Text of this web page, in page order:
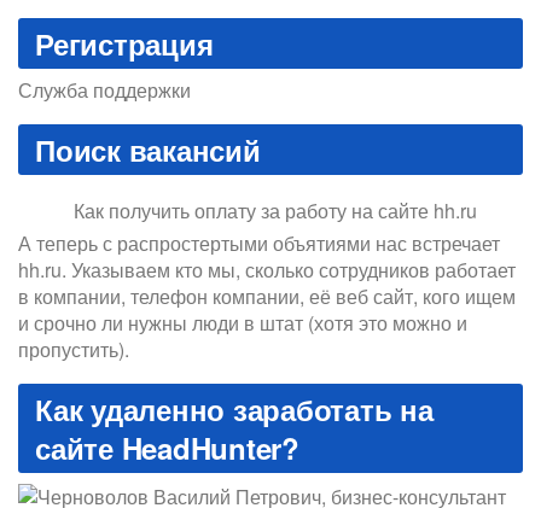
Регистрация
Служба поддержки
Поиск вакансий
Как получить оплату за работу на сайте hh.ru
А теперь с распростертыми объятиями нас встречает
hh.ru. Указываем кто мы, сколько сотрудников работает
в компании, телефон компании, её веб сайт, кого ищем
и срочно ли нужны люди в штат (хотя это можно и
пропустить).
Как удаленно заработать на
сайте HeadHunter?